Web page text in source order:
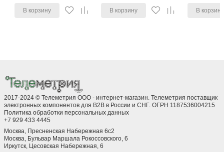
В корзину В корзину В корзину
2017-2024 © Телеметрия ООО - интернет-магазин. Телеметрия поставщик
электронных компонентов для B2B в России и СНГ. ОГРН 1187536004215
Политика обработки персональных данных
+7 929 433 4445
Москва, Пресненская Набережная 6с2
Москва, ​Бульвар Маршала Рокоссовского, 6
Иркутск, ​Цесовская Набережная, 6